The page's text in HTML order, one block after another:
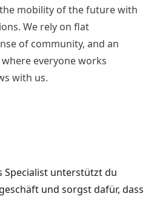
mobility of the future with
We rely on flat
of community, and an
everyone works
with us.
Specialist unterstützt du
und sorgst dafür, dass